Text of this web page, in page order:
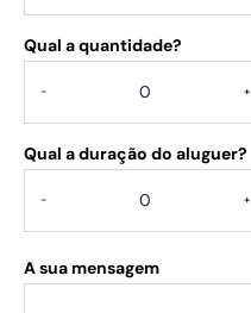
Qual a quantidade?
- +
Qual a duração do aluguer?
- +
A sua mensagem